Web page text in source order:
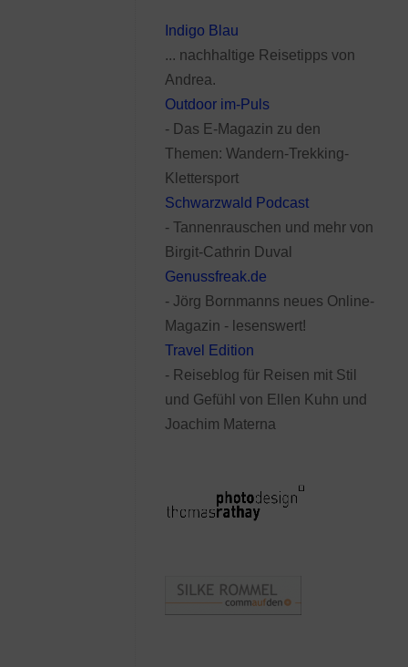
Indigo Blau
... nachhaltige Reisetipps von
Andrea.
Outdoor im-Puls
- Das E-Magazin zu den
Themen: Wandern-Trekking-
Klettersport
Schwarzwald Podcast
- Tannenrauschen und mehr von
Birgit-Cathrin Duval
Genussfreak.de
- Jörg Bornmanns neues Online-
Magazin - lesenswert!
Travel Edition
- Reiseblog für Reisen mit Stil
und Gefühl von Ellen Kuhn und
Joachim Materna